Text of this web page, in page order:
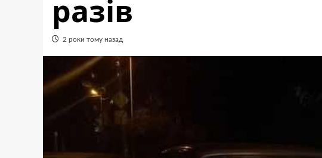
разів
2 роки тому назад